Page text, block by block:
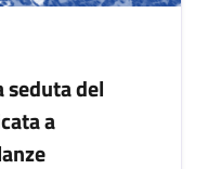
del
a